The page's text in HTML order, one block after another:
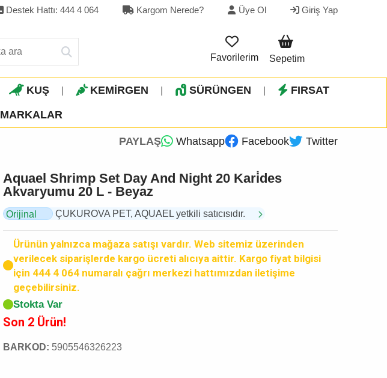
Destek Hattı: 444 4 064 Kargom Nerede? Üye Ol Giriş Yap
Favorilerim Sepetim
KUŞ KEMİRGEN SÜRÜNGEN FIRSAT
MARKALAR
PAYLAŞ Whatsapp Facebook Twitter
Aquael Shrimp Set Day And Night 20 Kari̇des
Akvaryumu 20 L - Beyaz
Orijinal
ÇUKUROVA PET, AQUAEL yetkili satıcısıdır.
Ürünün yalnızca mağaza satışı vardır. Web sitemiz üzerinden
verilecek siparişlerde kargo ücreti alıcıya aittir. Kargo fiyat bilgisi
için 444 4 064 numaralı çağrı merkezi hattımızdan iletişime
geçebilirsiniz.
Stokta Var
Son 2 Ürün!
BARKOD: 5905546326223